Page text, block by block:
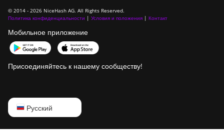
© 2014 - 2026 NiceHash AG. All Rights Reserved.
Политика конфиденциальности | Условия и положения | Контакт
Мобильное приложение
Присоединяйтесь к нашему сообществу!
Русский
English